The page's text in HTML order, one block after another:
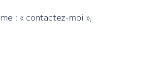
: « contactez-moi »,